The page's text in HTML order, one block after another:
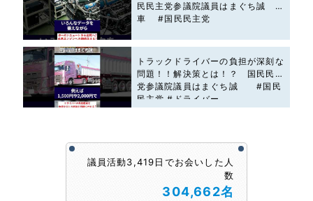
民民主党参議院議員はまぐち誠 #
車 #国民民主党
トラックドライバーの負担が深刻な
問題！！解決策とは！？ 国民民主
党参議院議員はまぐち誠 #国民
民主党 #ドライバー
議員活動3,419日でお会いした人
数
304,662名